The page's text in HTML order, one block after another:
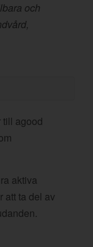
och
till agood
aktiva
att ta del av